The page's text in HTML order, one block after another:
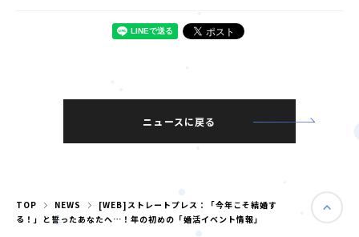
ニュースに戻る
TOP NEWS
[WEB]ストレートプレス：「今年こそ結婚す
る！」と誓ったあなたへ…！年の初めの「婚活イベント情報」